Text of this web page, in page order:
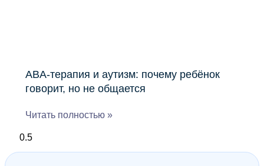
ABA-терапия и аутизм: почему ребёнок
говорит, но не общается
Читать полностью »